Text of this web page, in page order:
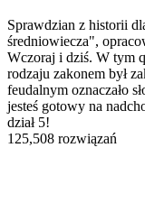
Sprawdzian z historii
średniowiecza",
Wczoraj i dziś. W tym
rodzaju zakonem był
feudalnym oznaczało
jesteś gotowy na
dział 5!
125,508 rozwiązań